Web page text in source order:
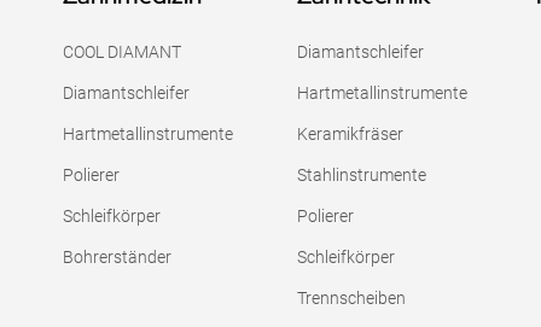
COOL DIAMANT
Diamantschleifer
Hartmetallinstrumente
Polierer
Schleifkörper
Bohrerständer
Diamantschleifer
Hartmetallinstrumente
Keramikfräser
Stahlinstrumente
Polierer
Schleifkörper
Trennscheiben